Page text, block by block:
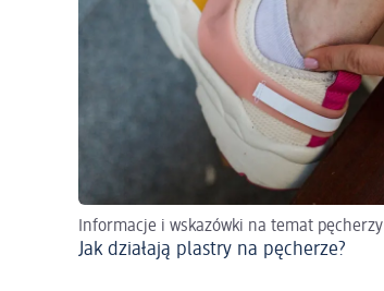
Informacje i wskazówki na temat pęcherzy
Jak działają plastry na pęcherze?